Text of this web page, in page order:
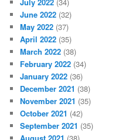
July 2022 (34)
June 2022 (32)
May 2022 (37)
April 2022 (35)
March 2022 (38)
February 2022 (34)
January 2022 (36)
December 2021 (38)
November 2021 (35)
October 2021 (42)
September 2021 (35)